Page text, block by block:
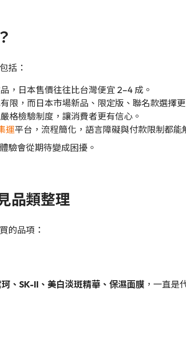
括：
，日本售價往往比台灣便宜 2–4 成。
限，而日本市場新品、限定版、聯名款選擇更
格檢驗制度，讓消費者更有信心。
運平台，流程簡化，語言障礙與付款限制都能
驗會從期待變成困擾。
品類整理
的品項：
、SK-II、美白淡斑精華、保濕面膜 ，一直是